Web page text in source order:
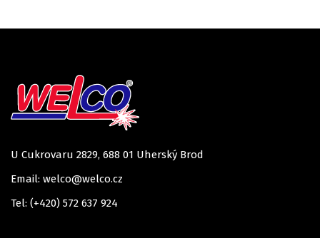
U Cukrovaru 2829, 688 01 Uherský Brod
Email: welco@welco.cz
Tel: (+420) 572 637 924